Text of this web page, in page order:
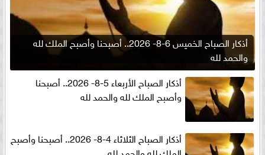
أذكار الصباح الخميس 6-8- 2026.. أصبحنا وأصبح الملك لله
والحمد لله
أذكار الصباح الأربعاء 5-8- 2026.. أصبحنا
وأصبح الملك لله والحمد لله
أذكار الصباح الثلاثاء 4-8- 2026.. أصبحنا وأصبح